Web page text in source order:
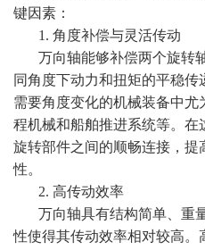
键因素：
1. 角度补偿与灵活传动
万向轴能够补偿两个旋转
同角度下动力和扭矩的平稳
需要角度变化的机械装备中
程机械和船舶推进系统等。
旋转部件之间的顺畅连接，
性。
2. 高传动效率
万向轴具有结构简单、重
性使得其传动效率相对较高